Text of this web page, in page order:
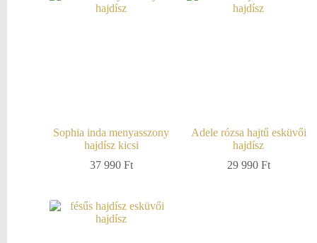
Sophia inda menyasszony
hajdísz kicsi
37 990 Ft
Adele rózsa hajtű esküvői
hajdísz
29 990 Ft